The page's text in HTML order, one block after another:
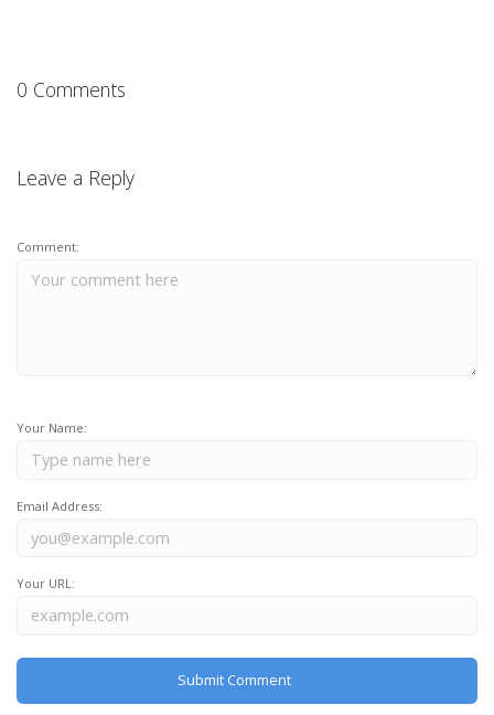
0 Comments
Leave a Reply
Comment:
Your Name:
Email Address:
Your URL: